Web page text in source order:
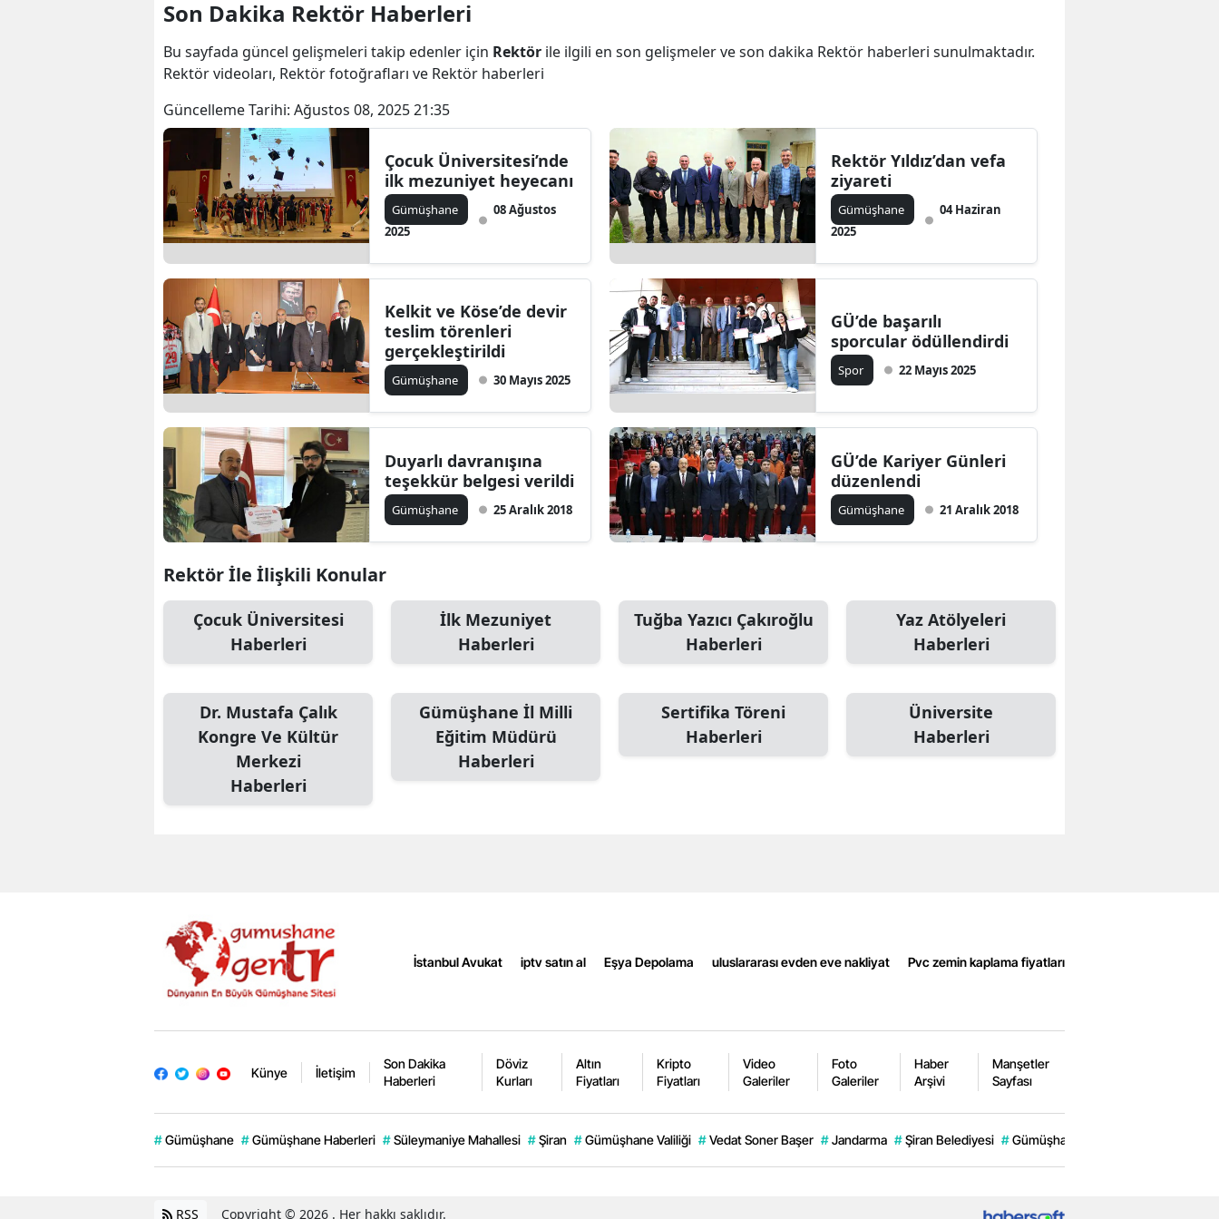
Bingöl
Bolu
Burdur
Bursa
Çanakkale
Çankırı
Çorum
Denizli
Diyarbakır
Edirne
Elazığ
Erzincan
Erzurum
Gaziantep
Giresun
Gümüşhane
Kırklareli
Kocaeli
Konya
Son Dakika Rektör Haberleri
Bu sayfada güncel gelişmeleri takip edenler için Rektör ile ilgili en son gelişmeler ve son dakika Rektör haberleri sunulmaktadır.
Rektör videoları, Rektör fotoğrafları ve Rektör haberleri
Güncelleme Tarihi: Ağustos 08, 2025 21:35
Çocuk Üniversitesi’nde
ilk mezuniyet heyecanı
Gümüşhane
08 Ağustos
2025
Rektör Yıldız’dan vefa
ziyareti
Gümüşhane
04 Haziran
2025
Kelkit ve Köse’de devir
teslim törenleri
gerçekleştirildi
Gümüşhane 30 Mayıs 2025
GÜ’de başarılı
sporcular ödüllendirdi
Spor 22 Mayıs 2025
Duyarlı davranışına
teşekkür belgesi verildi
Gümüşhane 25 Aralık 2018
GÜ’de Kariyer Günleri
düzenlendi
Gümüşhane 21 Aralık 2018
Rektör İle İlişkili Konular
Çocuk Üniversitesi
Haberleri
İlk Mezuniyet
Haberleri
Tuğba Yazıcı Çakıroğlu
Haberleri
Yaz Atölyeleri
Haberleri
Dr. Mustafa Çalık
Kongre Ve Kültür
Merkezi
Haberleri
Gümüşhane İl Milli
Eğitim Müdürü
Haberleri
Sertifika Töreni
Haberleri
Üniversite
Haberleri
İstanbul Avukat iptv satın al Eşya Depolama uluslararası evden eve nakliyat Pvc zemin kaplama fiyatları
Künye İletişim
Son Dakika
Haberleri
Döviz
Kurları
Altın
Fiyatları
Kripto
Fiyatları
Video
Galeriler
Foto
Galeriler
Haber
Arşivi
Manşetler
Sayfası
# Gümüşhane # Gümüşhane Haberleri # Süleymaniye Mahallesi # Şiran # Gümüşhane Valiliği # Vedat Soner Başer # Jandarma # Şiran Belediyesi # Gümüşhane Son Dakika.
RSS Copyright © 2026 . Her hakkı saklıdır.